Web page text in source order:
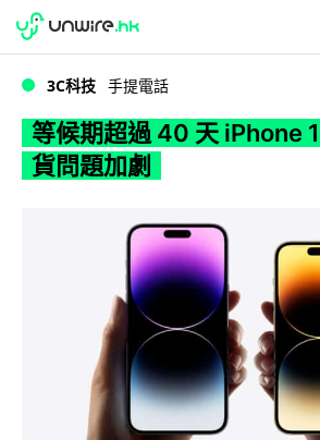
WWDC 2026
3C科技 手提電話
等候期超過 40 天 iPhone
貨問題加劇